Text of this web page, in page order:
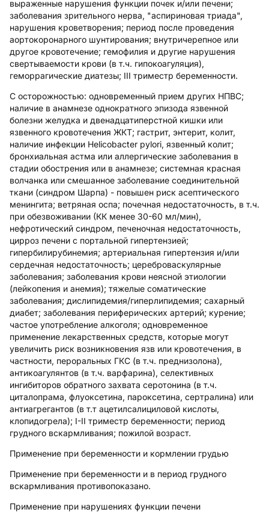
выраженные нарушения функции почек и/или печени;
заболевания зрительного нерва, "аспириновая триада",
нарушения кроветворения; период после проведения
аортокоронарного шунтирования; внутричерепное или
другое кровотечение; гемофилия и другие нарушения
свертываемости крови (в т.ч. гипокоагуляция),
геморрагические диатезы; III триместр беременности.
С осторожностью: одновременный прием других НПВС;
наличие в анамнезе однократного эпизода язвенной
болезни желудка и двенадцатиперстной кишки или
язвенного кровотечения ЖКТ; гастрит, энтерит, колит,
наличие инфекции Helicobacter pylori, язвенный колит;
бронхиальная астма или аллергические заболевания в
стадии обострения или в анамнезе; системная красная
волчанка или смешанное заболевание соединительной
ткани (синдром Шарпа) - повышен риск асептического
менингита; ветряная оспа; почечная недостаточность, в т.ч.
при обезвоживании (КК менее 30-60 мл/мин),
нефротический синдром, печеночная недостаточность,
цирроз печени с портальной гипертензией;
гипербилирубинемия; артериальная гипертензия и/или
сердечная недостаточность; цереброваскулярные
заболевания; заболевания крови неясной этиологии
(лейкопения и анемия); тяжелые соматические
заболевания; дислипидемия/гиперлипидемия; сахарный
диабет; заболевания периферических артерий; курение;
частое употребление алкоголя; одновременное
применение лекарственных средств, которые могут
увеличить риск возникновения язв или кровотечения, в
частности, пероральных ГКС (в т.ч. преднизолона),
антикоагулянтов (в т.ч. варфарина), селективных
ингибиторов обратного захвата серотонина (в т.ч.
циталопрама, флуоксетина, пароксетина, сертралина) или
антиагрегантов (в т.т ацетилсалициловой кислоты,
клопидогрела); I-II триместр беременности; период
грудного вскармливания; пожилой возраст.
Применение при беременности и кормлении грудью
Применение при беременности и в период грудного
вскармливания противопоказано.
Применение при нарушениях функции печени